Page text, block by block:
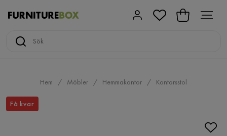
Hem Möbler Hemmakontor Kontorsstol
Få kvar